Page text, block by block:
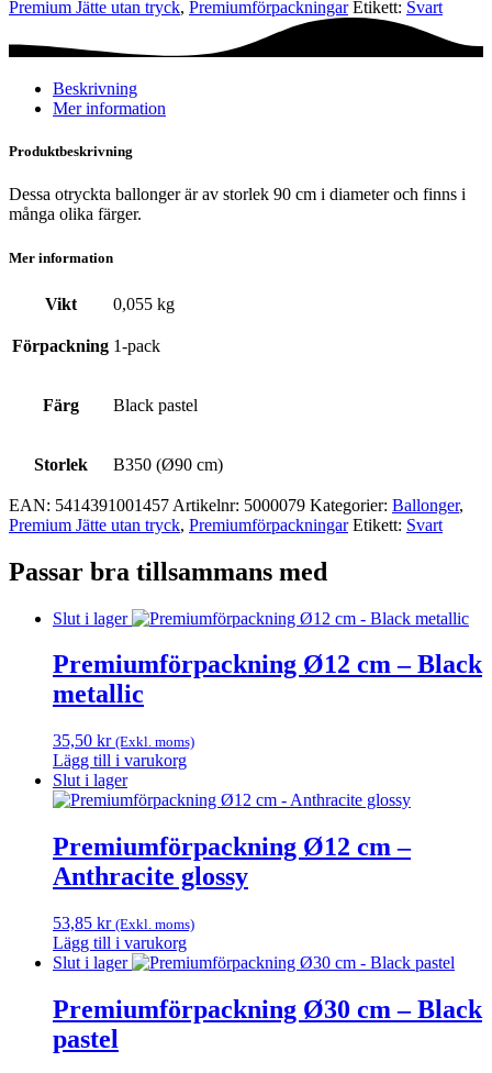
Black
mängd
Premium Jätte utan tryck, Premium­förpackningar Etikett: Svart
Beskrivning
Mer information
Produktbeskrivning
Dessa otryckta ballonger är av storlek 90 cm i diameter och finns i
många olika färger.
Mer information
Vikt 0,055 kg
Förpackning 1-pack
Färg Black pastel
Storlek B350 (Ø90 cm)
EAN: 5414391001457 Artikelnr: 5000079 Kategorier: Ballonger,
Premium Jätte utan tryck, Premium­förpackningar Etikett: Svart
Passar bra tillsammans med
Slut i lager
Premiumförpackning Ø12 cm – Black
metallic
35,50 kr (Exkl. moms)
Lägg till i varukorg
Slut i lager
Premiumförpackning Ø12 cm –
Anthracite glossy
53,85 kr (Exkl. moms)
Lägg till i varukorg
Slut i lager
Premiumförpackning Ø30 cm – Black
pastel